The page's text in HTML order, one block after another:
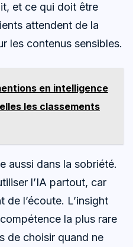
et ce qui doit être
attendent de la
les contenus sensibles.
en intelligence
les classements
aussi dans la sobriété.
l’IA partout, car
de l’écoute. L’insight
la plus rare
de choisir quand ne